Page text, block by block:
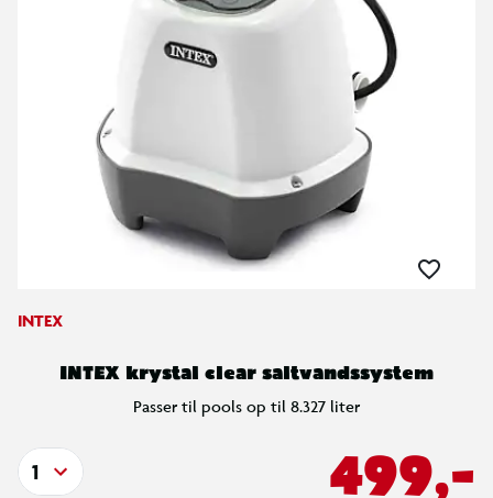
INTEX
INTEX krystal clear saltvandssystem
Passer til pools op til 8.327 liter
499,-
1